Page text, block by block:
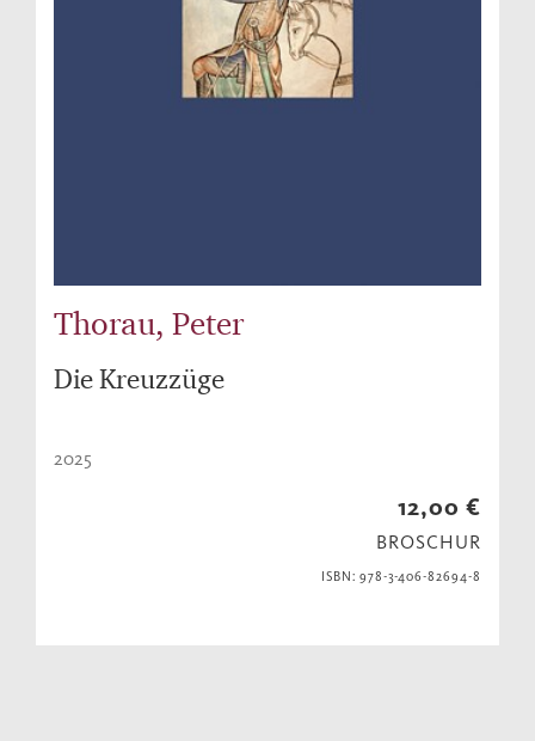
Thorau, Peter
Die Kreuzzüge
2025
12,00 €
BROSCHUR
ISBN: 978-3-406-82694-8